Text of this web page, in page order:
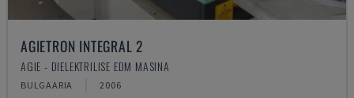
AGIETRON INTEGRAL 2
AGIE - DIELEKTRILISE EDM MASINA
BULGAARIA 2006